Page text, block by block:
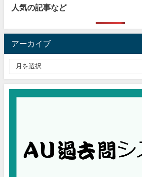
人気の記事など
アーカイブ